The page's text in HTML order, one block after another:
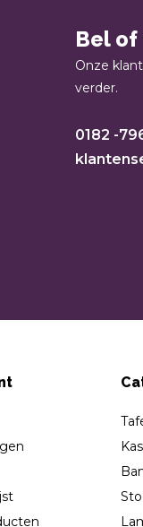
Bel of
Onze
verder.
0182 -